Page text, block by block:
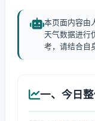
本页面内容由
天气数据进行
考，请结合自
一、今日